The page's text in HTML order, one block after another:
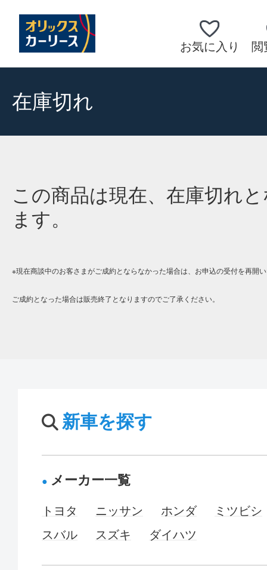
お気に入り 閲
在庫切れ
この商品は現在、在庫切れ
ます。
※現在商談中のお客さまがご成約とならなかった場合は、お申込の受付を再開
ご成約となった場合は販売終了となりますのでご了承ください。
新車を探す
メーカー一覧
トヨタ ニッサン ホンダ
ミツビシ
スバル
スズキ ダイハツ